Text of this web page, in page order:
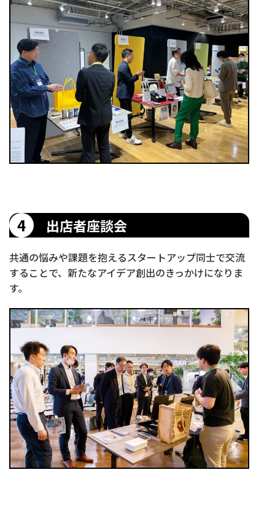
4 出店者座談会
共通の悩みや課題を抱えるスタートアップ同士で交流
することで、新たなアイデア創出のきっかけになりま
す。